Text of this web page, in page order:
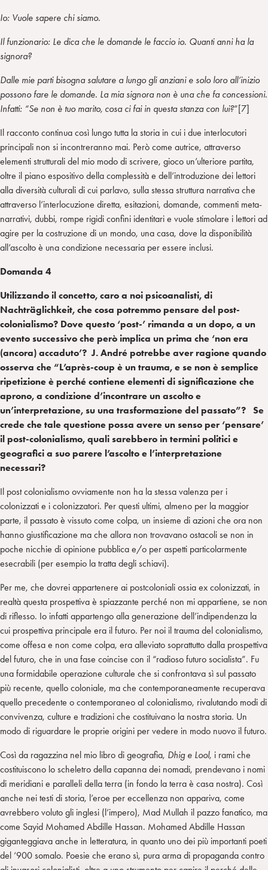
Io: Vuole sapere chi siamo.
Il funzionario: Le dica che le domande le faccio io. Quanti anni ha la
signora?
Dalle mie parti bisogna salutare a lungo gli anziani e solo loro all’inizio
possono fare le domande. La mia signora non è una che fa concessioni.
Infatti: “Se non è tuo marito, cosa ci fai in questa stanza con lui?”[7]
Il racconto continua così lungo tutta la storia in cui i due interlocutori
principali non si incontreranno mai. Però come autrice, attraverso
elementi strutturali del mio modo di scrivere, gioco un’ulteriore partita,
oltre il piano espositivo della complessità e dell’introduzione dei lettori
alla diversità culturali di cui parlavo, sulla stessa struttura narrativa che
attraverso l’interlocuzione diretta, esitazioni, domande, commenti meta-
narrativi, dubbi, rompe rigidi confini identitari e vuole stimolare i lettori ad
agire per la costruzione di un mondo, una casa, dove la disponibilità
all’ascolto è una condizione necessaria per essere inclusi.
Domanda 4
Utilizzando il concetto, caro a noi psicoanalisti, di
Nachträglichkeit, che cosa potremmo pensare del post-
colonialismo? Dove questo ‘post-’ rimanda a un dopo, a un
evento successivo che però implica un prima che ‘non era
(ancora) accaduto’? J. André potrebbe aver ragione quando
osserva che “L’après-coup è un trauma, e se non è semplice
ripetizione è perché contiene elementi di significazione che
aprono, a condizione d’incontrare un ascolto e
un’interpretazione, su una trasformazione del passato”? Se
crede che tale questione possa avere un senso per ‘pensare’
il post-colonialismo, quali sarebbero in termini politici e
geografici a suo parere l’ascolto e l’interpretazione
necessari?
Il post colonialismo ovviamente non ha la stessa valenza per i
colonizzati e i colonizzatori. Per questi ultimi, almeno per la maggior
parte, il passato è vissuto come colpa, un insieme di azioni che ora non
hanno giustificazione ma che allora non trovavano ostacoli se non in
poche nicchie di opinione pubblica e/o per aspetti particolarmente
esecrabili (per esempio la tratta degli schiavi).
Per me, che dovrei appartenere ai postcoloniali ossia ex colonizzati, in
realtà questa prospettiva è spiazzante perché non mi appartiene, se non
di riflesso. Io infatti appartengo alla generazione dell’indipendenza la
cui prospettiva principale era il futuro. Per noi il trauma del colonialismo,
come offesa e non come colpa, era alleviato soprattutto dalla prospettiva
del futuro, che in una fase coincise con il “radioso futuro socialista”. Fu
una formidabile operazione culturale che si confrontava sì sul passato
più recente, quello coloniale, ma che contemporaneamente recuperava
quello precedente o contemporaneo al colonialismo, rivalutando modi di
convivenza, culture e tradizioni che costituivano la nostra storia. Un
modo di riguardare le proprie origini per vedere in modo nuovo il futuro.
Così da ragazzina nel mio libro di geografia, Dhig e Lool, i rami che
costituiscono lo scheletro della capanna dei nomadi, prendevano i nomi
di meridiani e paralleli della terra (in fondo la terra è casa nostra). Così
anche nei testi di storia, l’eroe per eccellenza non appariva, come
avrebbero voluto gli inglesi (l’impero), Mad Mullah il pazzo fanatico, ma
come Sayid Mohamed Abdille Hassan. Mohamed Abdille Hassan
giganteggiava anche in letteratura, in quanto uno dei più importanti poeti
del ‘900 somalo. Poesie che erano sì, pura arma di propaganda contro